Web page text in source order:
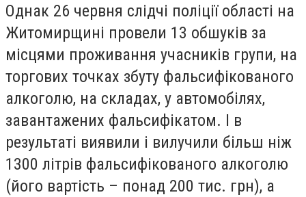
Однак 26 червня слідчі поліції області на
Житомирщині провели 13 обшуків за
місцями проживання учасників групи, на
торгових точках збуту фальсифікованого
алкоголю, на складах, у автомобілях,
завантажених фальсифікатом. І в
результаті виявили і вилучили більш ніж
1300 літрів фальсифікованого алкоголю
(його вартість – понад 200 тис. грн), а